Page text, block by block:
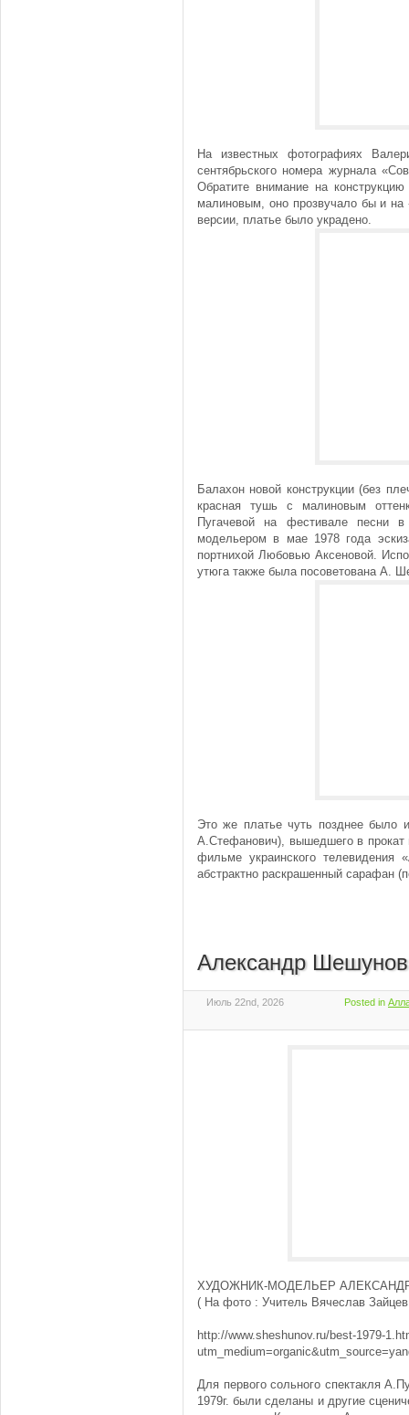
На известных фотографиях
сентябрьского номера журнала
Обратите внимание на
малиновым, оно прозвучало бы и
версии, платье было украдено.
Балахон новой конструкции (без
красная тушь с малиновым
Пугачевой на фестивале песни
модельером в мае 1978 года
портнихой Любовью Аксеновой.
утюга также была посоветована А.
Это же платье чуть позднее было
А.Стефанович), вышедшего в прокат
фильме украинского телевидения
абстрактно раскрашенный сарафан
Александр
Июль 22nd, 2026 Posted in
ХУДОЖНИК-МОДЕЛЬЕР
( На фото : Учитель Вячеслав Зайцев
http://www.sheshunov.ru/best-1979-
Для первого сольного спектакля
1979г. были сделаны и другие